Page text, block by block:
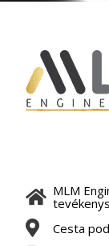
MLM
Cesta